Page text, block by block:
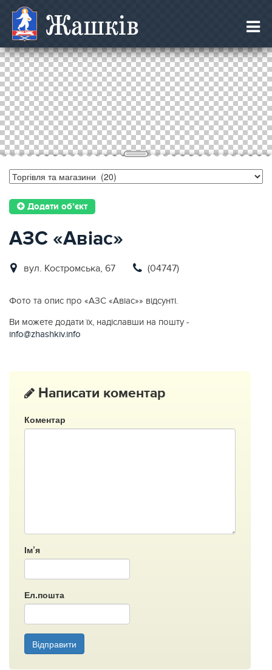
Жашків
Додати об’єкт
АЗС «Авiас»
вул. Костромська, 67 (04747)
Фото та опис про «АЗС «Авiас»» відсунті.
Ви можете додати їх, надіславши на пошту -
info@zhashkiv.info
Написати коментар
Коментар
Ім’я
Ел.пошта
Відправити